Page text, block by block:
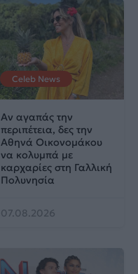
Celeb News
Αν αγαπάς την
περιπέτεια, δες την
Αθηνά Οικονομάκου
να κολυμπά με
καρχαρίες στη Γαλλική
Πολυνησία
07.08.2026